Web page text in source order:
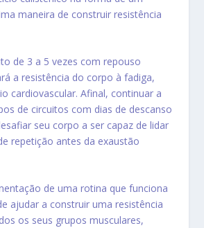
maneira de construir resistência
de 3 a 5 vezes com repouso
a resistência do corpo à fadiga,
cardiovascular. Afinal, continuar a
de circuitos com dias de descanso
seu corpo a ser capaz de lidar
repetição antes da exaustão
de uma rotina que funciona
ajudar a construir uma resistência
os seus grupos musculares,